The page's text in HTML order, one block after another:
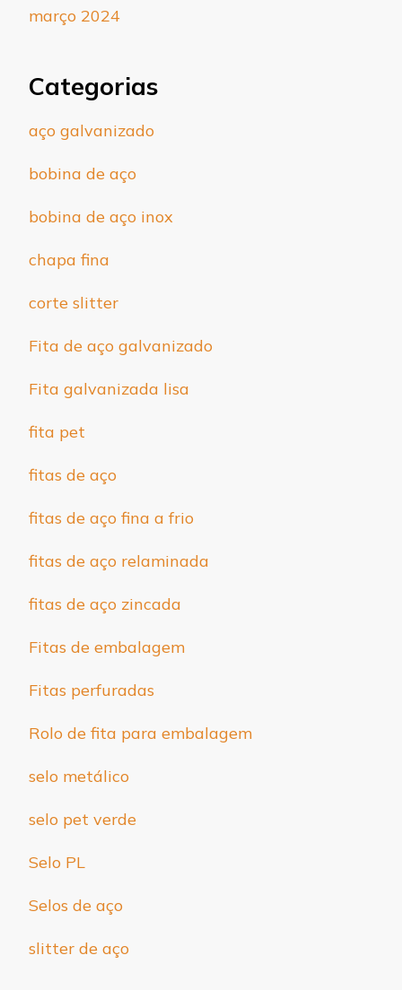
março 2024
Categorias
aço galvanizado
bobina de aço
bobina de aço inox
chapa fina
corte slitter
Fita de aço galvanizado
Fita galvanizada lisa
fita pet
fitas de aço
fitas de aço fina a frio
fitas de aço relaminada
fitas de aço zincada
Fitas de embalagem
Fitas perfuradas
Rolo de fita para embalagem
selo metálico
selo pet verde
Selo PL
Selos de aço
slitter de aço